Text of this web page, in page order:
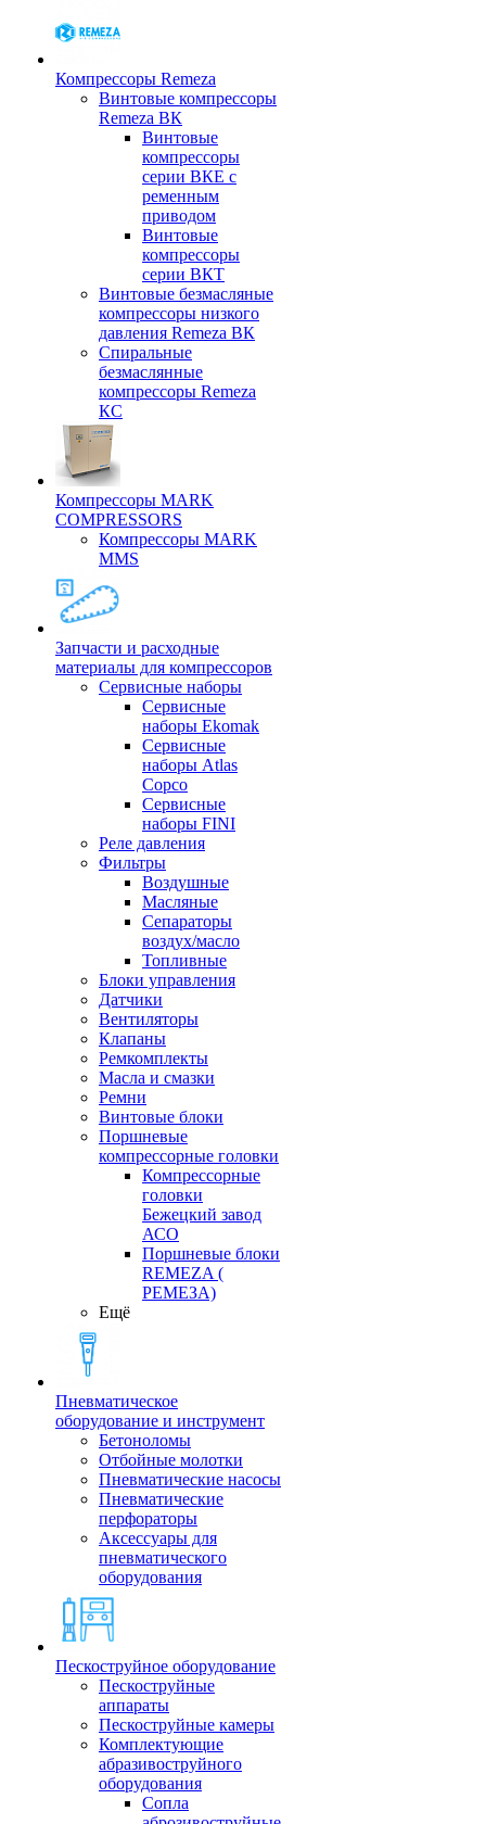
Компрессоры Remeza
Винтовые компрессоры
Remeza ВК
Винтовые
компрессоры
серии ВКЕ с
ременным
приводом
Винтовые
компрессоры
серии ВКТ
Винтовые безмасляные
компрессоры низкого
давления Remeza ВК
Спиральные
безмаслянные
компрессоры Remeza
КС
Компрессоры MARK
COMPRESSORS
Компрессоры MARK
MMS
Запчасти и расходные
материалы для компрессоров
Cервисные наборы
Сервисные
наборы Ekomak
Cервисные
наборы Atlas
Copco
Сервисные
наборы FINI
Реле давления
Фильтры
Воздушные
Масляные
Сепараторы
воздух/масло
Топливные
Блоки управления
Датчики
Вентиляторы
Клапаны
Ремкомплекты
Масла и смазки
Ремни
Винтовые блоки
Поршневые
компрессорные головки
Компрессорные
головки
Бежецкий завод
АСО
Поршневые блоки
REMEZA (
РЕМЕЗА)
Ещё
Пневматическое
оборудование и инструмент
Бетоноломы
Отбойные молотки
Пневматические насосы
Пневматические
перфораторы
Аксессуары для
пневматического
оборудования
Пескоструйное оборудование
Пескоструйные
аппараты
Пескоструйные камеры
Комплектующие
абразивоструйного
оборудования
Сопла